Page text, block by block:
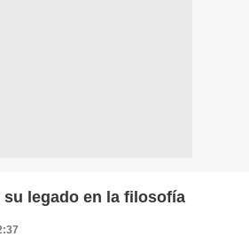
legado en la filosofía